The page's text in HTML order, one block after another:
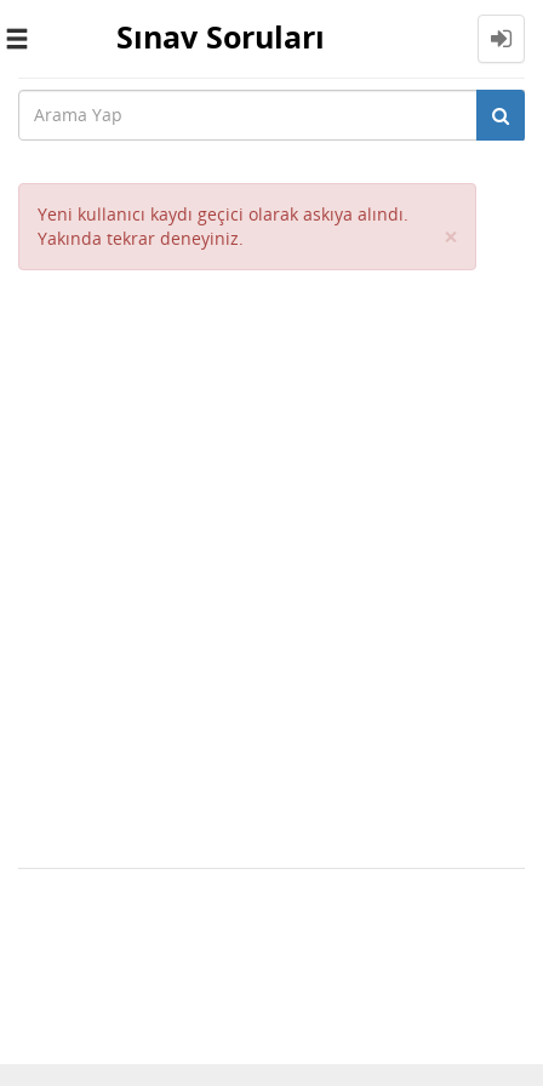
Toggle
Sınav Soruları
Yeni kullanıcı kaydı geçici olarak askıya alındı.
Yakında tekrar deneyiniz.
×